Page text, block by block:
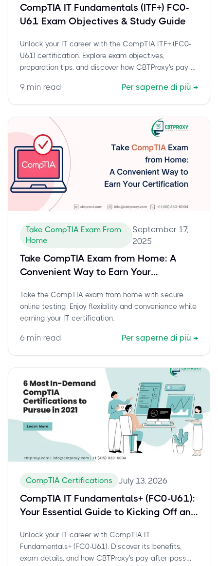
CompTIA IT Fundamentals (ITF+) FC0-
U61 Exam Objectives & Study Guide
Unlock your IT career with the CompTIA ITF+ (FC0-
U61) certification. Explore exam objectives,
preparation tips, and discover how CBTProxy's pay-
9 min read Per saperne di più →
Take CompTIA Exam From
Home
September 17,
2025
Take CompTIA Exam from Home: A
Convenient Way to Earn Your
Take the CompTIA exam from home with secure
online testing. Enjoy flexibility and convenience while
earning your IT certification.
6 min read Per saperne di più →
CompTIA Certifications July 13, 2026
CompTIA IT Fundamentals+ (FC0-U61):
Your Essential Guide to Kicking Off an
Unlock your IT career with CompTIA IT
Fundamentals+ (FC0-U61). Discover its benefits,
exam details, and how CBTProxy's pay-after-pass